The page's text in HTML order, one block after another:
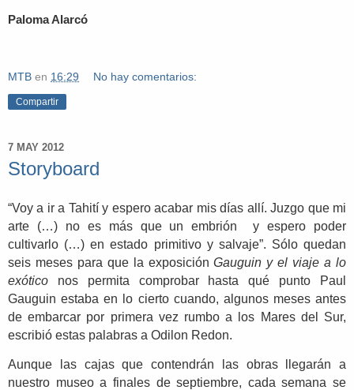
Paloma Alarcó
MTB en 16:29 No hay comentarios:
Compartir
7 MAY 2012
Storyboard
“Voy a ir a Tahití y espero acabar mis días allí. Juzgo que mi
arte (…) no es más que un embrión y espero poder
cultivarlo (…) en estado primitivo y salvaje”. Sólo quedan
seis meses para que la exposiciónGauguin y el viaje a lo
exótico nos permita comprobar hasta qué punto Paul
Gauguin estaba en lo cierto cuando, algunos meses antes
de embarcar por primera vez rumbo a los Mares del Sur,
escribió estas palabras a Odilon Redon.
Aunque las cajas que contendrán las obras llegarán a
nuestro museo a finales de septiembre, cada semana se